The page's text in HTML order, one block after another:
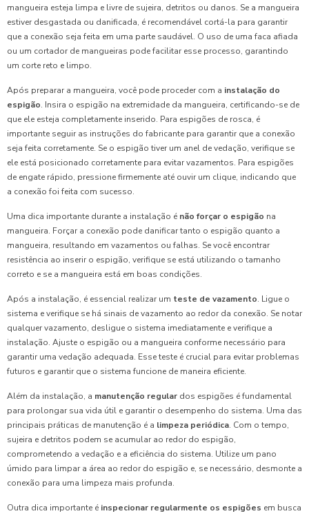
mangueira esteja limpa e livre de sujeira, detritos ou danos. Se a mangueira
estiver desgastada ou danificada, é recomendável cortá-la para garantir
que a conexão seja feita em uma parte saudável. O uso de uma faca afiada
ou um cortador de mangueiras pode facilitar esse processo, garantindo
um corte reto e limpo.
Após preparar a mangueira, você pode proceder com a instalação do
espigão. Insira o espigão na extremidade da mangueira, certificando-se de
que ele esteja completamente inserido. Para espigões de rosca, é
importante seguir as instruções do fabricante para garantir que a conexão
seja feita corretamente. Se o espigão tiver um anel de vedação, verifique se
ele está posicionado corretamente para evitar vazamentos. Para espigões
de engate rápido, pressione firmemente até ouvir um clique, indicando que
a conexão foi feita com sucesso.
Uma dica importante durante a instalação é não forçar o espigão na
mangueira. Forçar a conexão pode danificar tanto o espigão quanto a
mangueira, resultando em vazamentos ou falhas. Se você encontrar
resistência ao inserir o espigão, verifique se está utilizando o tamanho
correto e se a mangueira está em boas condições.
Após a instalação, é essencial realizar um teste de vazamento. Ligue o
sistema e verifique se há sinais de vazamento ao redor da conexão. Se notar
qualquer vazamento, desligue o sistema imediatamente e verifique a
instalação. Ajuste o espigão ou a mangueira conforme necessário para
garantir uma vedação adequada. Esse teste é crucial para evitar problemas
futuros e garantir que o sistema funcione de maneira eficiente.
Além da instalação, a manutenção regular dos espigões é fundamental
para prolongar sua vida útil e garantir o desempenho do sistema. Uma das
principais práticas de manutenção é a limpeza periódica. Com o tempo,
sujeira e detritos podem se acumular ao redor do espigão,
comprometendo a vedação e a eficiência do sistema. Utilize um pano
úmido para limpar a área ao redor do espigão e, se necessário, desmonte a
conexão para uma limpeza mais profunda.
Outra dica importante é inspecionar regularmente os espigões em busca